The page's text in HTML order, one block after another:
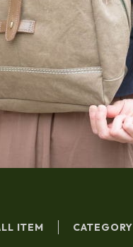
ITEM CATEGORY